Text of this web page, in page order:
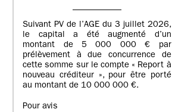
Suivant PV de l’AGE du 3 juillet 2026,
le capital a été augmenté d’un
montant de 5 000 000 € par
prélèvement à due concurrence de
cette somme sur le compte « Report à
nouveau créditeur », pour être porté
au montant de 10 000 000 €.
Pour avis